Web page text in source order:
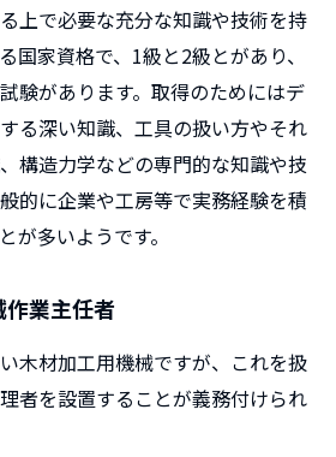
上で必要な充分な知識や技術を持
国家資格で、1級と2級とがあり、
験があります。取得のためにはデ
る深い知識、工具の扱い方やそれ
構造力学などの専門的な知識や技
的に企業や工房等で実務経験を積
が多いようです。
業主任者
木材加工用機械ですが、これを扱
者を設置することが義務付けられ